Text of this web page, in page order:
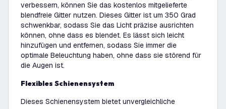
verbessern, können Sie das kostenlos mitgelieferte
blendfreie Gitter nutzen. Dieses Gitter ist um 350 Grad
schwenkbar, sodass Sie das Licht präzise ausrichten
können, ohne dass es blendet. Es lässt sich leicht
hinzufügen und entfernen, sodass Sie immer die
optimale Beleuchtung haben, ohne dass sie störend für
die Augen ist.
Flexibles Schienensystem
Dieses Schienensystem bietet unvergleichliche